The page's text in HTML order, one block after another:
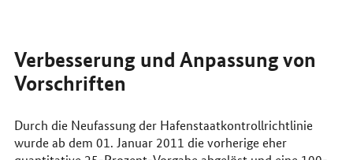
Verbesserung und Anpassung von
Vorschriften
Durch die Neufassung der Hafenstaatkontrollrichtlinie
wurde ab dem 01. Januar 2011 die vorherige eher